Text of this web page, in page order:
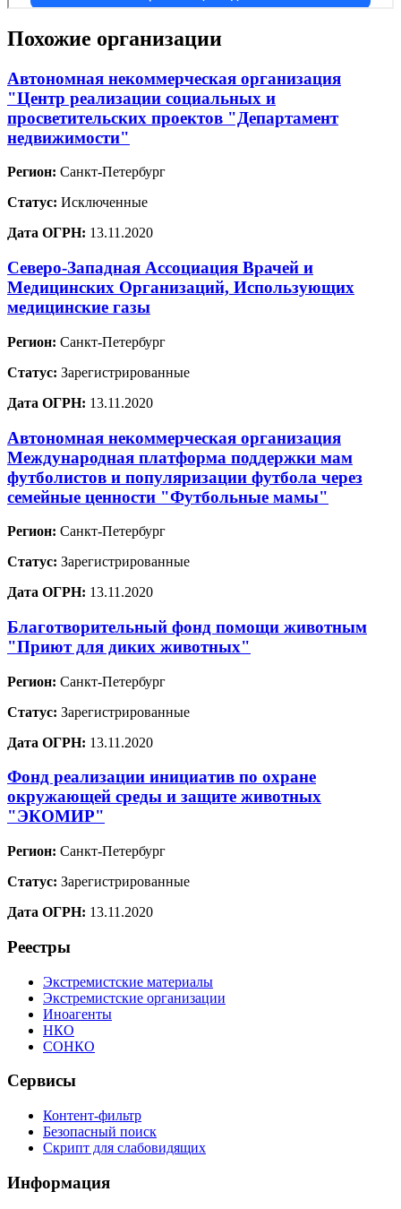
Похожие организации
Автономная некоммерческая организация
"Центр реализации социальных и
просветительских проектов "Департамент
недвижимости"
Регион: Санкт-Петербург
Статус: Исключенные
Дата ОГРН: 13.11.2020
Северо-Западная Ассоциация Врачей и
Медицинских Организаций, Использующих
медицинские газы
Регион: Санкт-Петербург
Статус: Зарегистрированные
Дата ОГРН: 13.11.2020
Автономная некоммерческая организация
Международная платформа поддержки мам
футболистов и популяризации футбола через
семейные ценности "Футбольные мамы"
Регион: Санкт-Петербург
Статус: Зарегистрированные
Дата ОГРН: 13.11.2020
Благотворительный фонд помощи животным
"Приют для диких животных"
Регион: Санкт-Петербург
Статус: Зарегистрированные
Дата ОГРН: 13.11.2020
Фонд реализации инициатив по охране
окружающей среды и защите животных
"ЭКОМИР"
Регион: Санкт-Петербург
Статус: Зарегистрированные
Дата ОГРН: 13.11.2020
Реестры
Экстремистские материалы
Экстремистские организации
Иноагенты
НКО
СОНКО
Сервисы
Контент-фильтр
Безопасный поиск
Скрипт для слабовидящих
Информация